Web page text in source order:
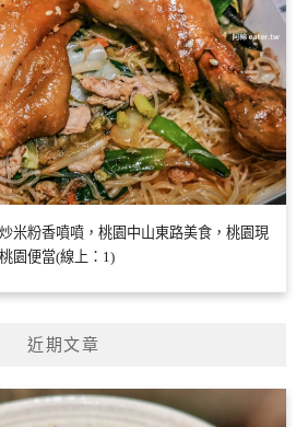
米粉香噴噴，桃園中山東路美食，桃園現
園便當(線上：1)
近期文章